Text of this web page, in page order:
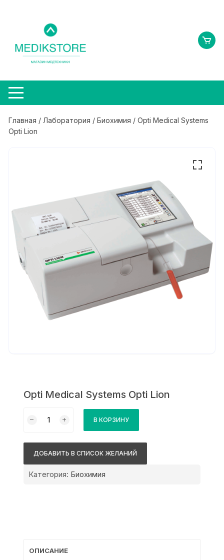
содержимому
Главная / Лаборатория /Биохимия / Opti Medical Systems
Opti Lion
Opti Medical Systems Opti Lion
товара
Opti
В КОРЗИНУ
ДОБАВИТЬ В СПИСОК ЖЕЛАНИЙ
Категория: Биохимия
ОПИСАНИЕ